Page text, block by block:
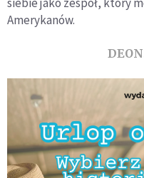
Amerykanów.